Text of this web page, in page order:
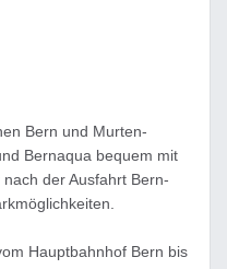
Bern und Murten-
Bernaqua bequem mit
der Ausfahrt Bern-
Hauptbahnhof Bern bis